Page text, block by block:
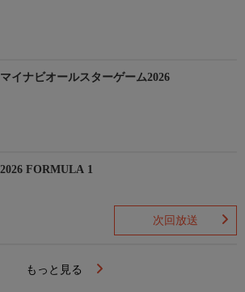
マイナビオールスターゲーム2026
2026 FORMULA 1
次回放送
もっと見る